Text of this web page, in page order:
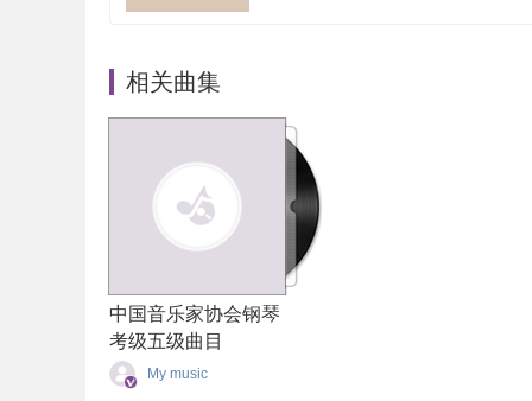
相关曲集
中国音乐家协会钢琴
考级五级曲目
My music